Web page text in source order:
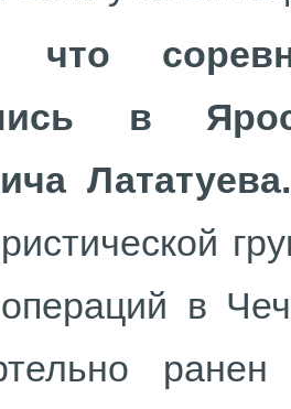
что
в
Лататуева.
в